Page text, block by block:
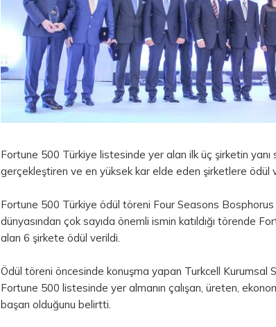
Fortune 500 Türkiye listesinde yer alan ilk üç şirketin yanı
gerçekleştiren ve en yüksek kar elde eden şirketlere ödül
Fortune 500 Türkiye ödül töreni Four Seasons
dünyasından çok sayıda önemli ismin katıldığı törende
alan 6 şirkete ödül verildi.
Ödül töreni öncesinde konuşma yapan Turkcell Kurumsal
Fortune 500 listesinde yer almanın çalışan, üreten,
başarı olduğunu belirtti.